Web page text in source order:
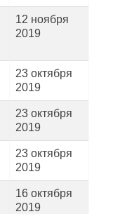
12 ноября
2019
23 октября
2019
23 октября
2019
23 октября
2019
16 октября
2019